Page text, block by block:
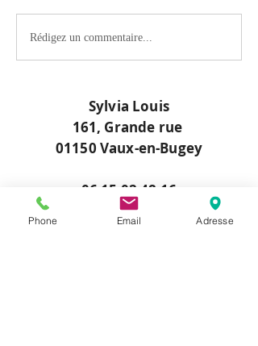
Rédigez un commentaire...
Sylvia Louis
161, Grande rue
01150 Vaux-en-Bugey
06 15 02 48 16
sylviareflexo@gmail.com
Prendre RDV maintenant
Phone Email Adresse